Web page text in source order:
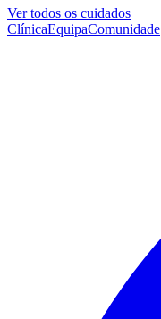
Ver todos os cuidados
ClínicaEquipaComunidade